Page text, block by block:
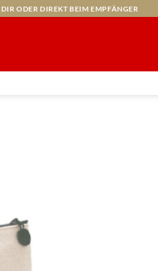
ODER DIREKT BEIM EMPFÄNGER